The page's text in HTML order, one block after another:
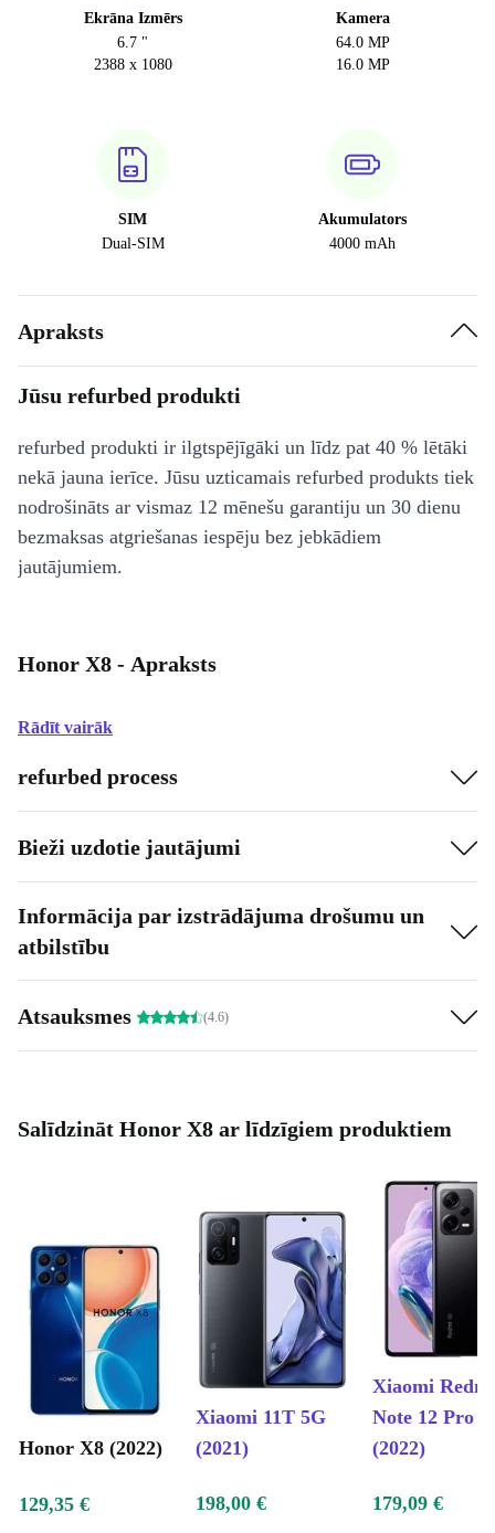
Ekrāna Izmērs
6.7 "
2388 x 1080
Kamera
64.0 MP
16.0 MP
SIM
Dual-SIM
Akumulators
4000 mAh
Apraksts
Jūsu refurbed produkti
refurbed produkti ir ilgtspējīgāki un līdz pat 40 % lētāki
nekā jauna ierīce. Jūsu uzticamais refurbed produkts tiek
nodrošināts ar vismaz 12 mēnešu garantiju un 30 dienu
bezmaksas atgriešanas iespēju bez jebkādiem
jautājumiem.
Honor X8 - Apraksts
Rādīt vairāk
refurbed process
Bieži uzdotie jautājumi
Informācija par izstrādājuma drošumu un
atbilstību
Atsauksmes (4.6)
Salīdzināt Honor X8 ar līdzīgiem produktiem
Honor X8 (2022)
Xiaomi 11T 5G
(2021)
Xiaomi Redmi
Note 12 Pro
(2022)
129,35 € 198,00 € 179,09 €